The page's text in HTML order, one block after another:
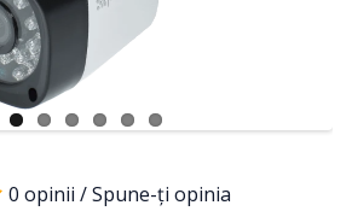
0 opinii /Spune-ţi opinia